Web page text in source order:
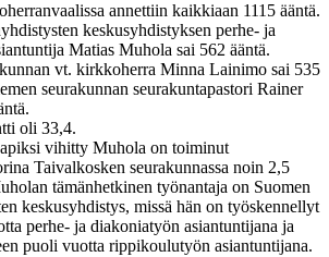
annettiin kaikkiaan 1115 ääntä.
keskusyhdistyksen perhe- ja
Matias Muhola sai 562 ääntä.
vt. kirkkoherra Minna Lainimo sai 535
seurakunnan seurakuntapastori Rainer
oli 33,4.
vihitty Muhola on toiminut
Taivalkosken seurakunnassa noin 2,5
tämänhetkinen työnantaja on Suomen
keskusyhdistys, missä hän on työskennellyt
perhe- ja diakoniatyön asiantuntijana ja
puoli vuotta rippikoulutyön asiantuntijana.